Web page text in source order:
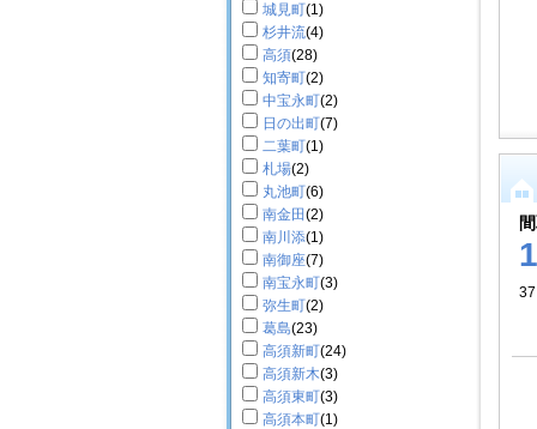
城見町(1)
杉井流(4)
高須(28)
知寄町(2)
中宝永町(2)
日の出町(7)
二葉町(1)
札場(2)
丸池町(6)
南金田(2)
南川添(1)
南御座(7)
南宝永町(3)
弥生町(2)
葛島(23)
高須新町(24)
高須新木(3)
高須東町(3)
高須本町(1)